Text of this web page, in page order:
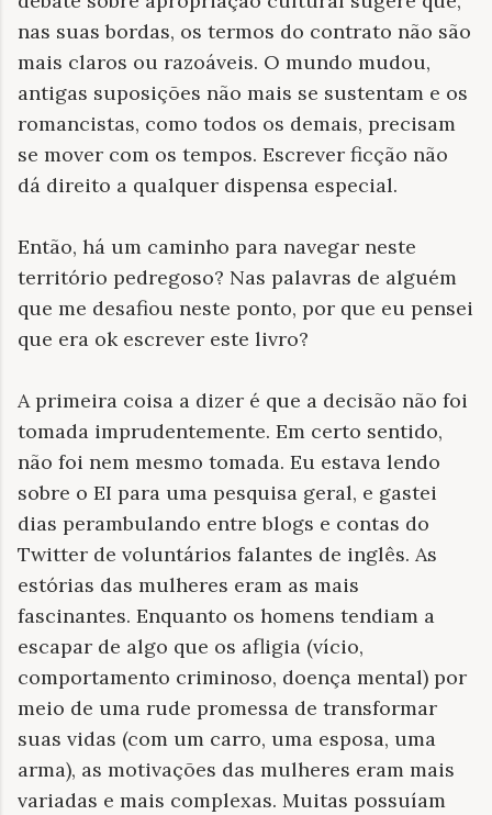
nas suas bordas, os termos do contrato não são
mais claros ou razoáveis. O mundo mudou,
antigas suposições não mais se sustentam e os
romancistas, como todos os demais, precisam
se mover com os tempos. Escrever ficção não
dá direito a qualquer dispensa especial.
Então, há um caminho para navegar neste
território pedregoso? Nas palavras de alguém
que me desafiou neste ponto, por que eu pensei
que era ok escrever este livro?
A primeira coisa a dizer é que a decisão não foi
tomada imprudentemente. Em certo sentido,
não foi nem mesmo tomada. Eu estava lendo
sobre o EI para uma pesquisa geral, e gastei
dias perambulando entre blogs e contas do
Twitter de voluntários falantes de inglês. As
estórias das mulheres eram as mais
fascinantes. Enquanto os homens tendiam a
escapar de algo que os afligia (vício,
comportamento criminoso, doença mental) por
meio de uma rude promessa de transformar
suas vidas (com um carro, uma esposa, uma
arma), as motivações das mulheres eram mais
variadas e mais complexas. Muitas possuíam